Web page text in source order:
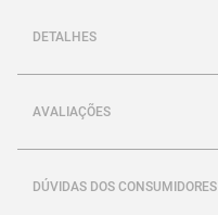
DETALHES
AVALIAÇÕES
DÚVIDAS DOS CONSUMIDORES